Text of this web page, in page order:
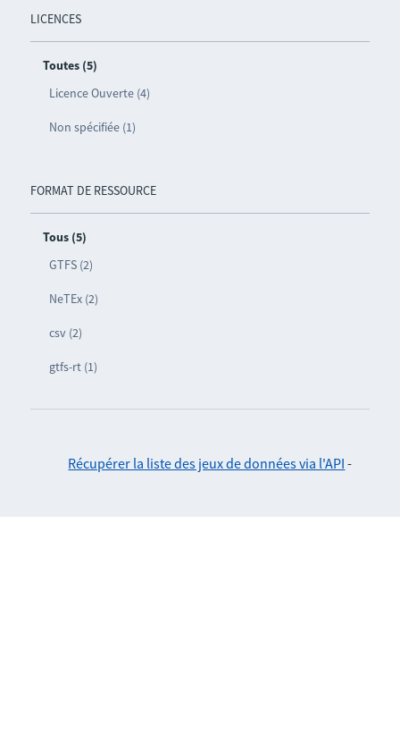
LICENCES
Toutes (5)
Licence Ouverte (4)
Non spécifiée (1)
FORMAT DE RESSOURCE
Tous (5)
GTFS (2)
NeTEx (2)
csv (2)
gtfs-rt (1)
Récupérer la liste des jeux de données via l'API -